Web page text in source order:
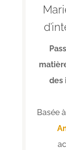
des
Basée